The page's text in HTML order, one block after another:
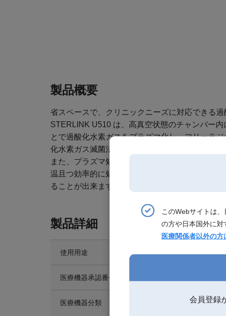
製品概要
省スペースで、クリニックニーズに対応できる過
STERLINK U510 は、高真空状態のチャンバー
とで過酸化水素ガスをプラズマ化し、フリーラ
化水素ガス滅菌法です。
また、プラズマ処理とエアレーション（空気置
温且つ効率的に処理することが可能であり、処
ることが出来ます。
製品詳細
使用用途 過酸化水素ガス滅菌器
医療機器承認番号
医療機器分類
管理医療機器（クラスII）
このWebサイトは
の方や日本国外に対
医療関係者以外の方
会員登録